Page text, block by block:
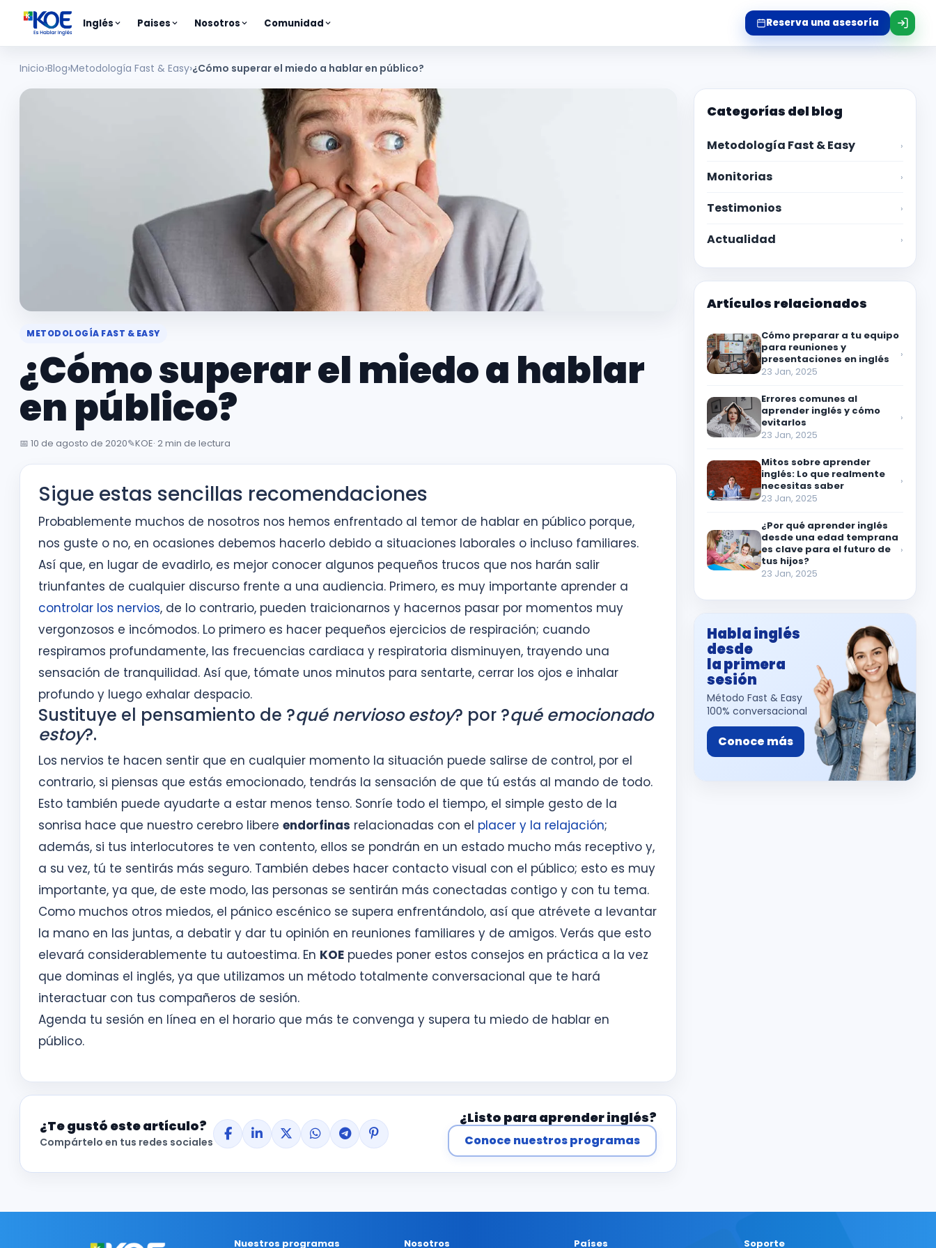
Inglés Paises Nosotros Comunidad Reserva una asesoría
Inicio Blog Metodología Fast & Easy ¿Cómo superar el miedo a hablar en público?
METODOLOGÍA FAST & EASY
¿Cómo superar el miedo a hablar
en público?
📅 10 de agosto de 2020✎️KOE· 2 min de lectura
Sigue estas sencillas recomendaciones
Probablemente muchos de nosotros nos hemos enfrentado al temor de hablar en público porque,
nos guste o no, en ocasiones debemos hacerlo debido a situaciones laborales o incluso familiares.
Así que, en lugar de evadirlo, es mejor conocer algunos pequeños trucos que nos harán salir
triunfantes de cualquier discurso frente a una audiencia. Primero, es muy importante aprender a
controlar los nervios, de lo contrario, pueden traicionarnos y hacernos pasar por momentos muy
vergonzosos e incómodos. Lo primero es hacer pequeños ejercicios de respiración; cuando
respiramos profundamente, las frecuencias cardiaca y respiratoria disminuyen, trayendo una
sensación de tranquilidad. Así que, tómate unos minutos para sentarte, cerrar los ojos e inhalar
profundo y luego exhalar despacio.
Sustituye el pensamiento de ?qué nervioso estoy? por ?qué emocionado
estoy?.
Los nervios te hacen sentir que en cualquier momento la situación puede salirse de control, por el
contrario, si piensas que estás emocionado, tendrás la sensación de que tú estás al mando de todo.
Esto también puede ayudarte a estar menos tenso. Sonríe todo el tiempo, el simple gesto de la
sonrisa hace que nuestro cerebro libere endorfinas relacionadas con el placer y la relajación;
además, si tus interlocutores te ven contento, ellos se pondrán en un estado mucho más receptivo y,
a su vez, tú te sentirás más seguro. También debes hacer contacto visual con el público; esto es muy
importante, ya que, de este modo, las personas se sentirán más conectadas contigo y con tu tema.
Como muchos otros miedos, el pánico escénico se supera enfrentándolo, así que atrévete a levantar
la mano en las juntas, a debatir y dar tu opinión en reuniones familiares y de amigos. Verás que esto
elevará considerablemente tu autoestima. En KOE puedes poner estos consejos en práctica a la vez
que dominas el inglés, ya que utilizamos un método totalmente conversacional que te hará
interactuar con tus compañeros de sesión.
Agenda tu sesión en línea en el horario que más te convenga y supera tu miedo de hablar en
público.
¿Te gustó este artículo?
Compártelo en tus redes sociales
¿Listo para aprender inglés?
Conoce nuestros programas
Categorías del blog
Metodología Fast & Easy ›
Monitorias ›
Testimonios ›
Actualidad ›
Artículos relacionados
Cómo preparar a tu equipo
para reuniones y
presentaciones en inglés
23 Jan, 2025
›
Errores comunes al
aprender inglés y cómo
evitarlos
23 Jan, 2025
›
Mitos sobre aprender
inglés: Lo que realmente
necesitas saber
23 Jan, 2025
›
¿Por qué aprender inglés
desde una edad temprana
es clave para el futuro de
tus hijos?
23 Jan, 2025
›
Habla inglés
desde
la primera
sesión
Método Fast & Easy
100% conversacional
Conoce más
Nuestros programas Nosotros Países Soporte